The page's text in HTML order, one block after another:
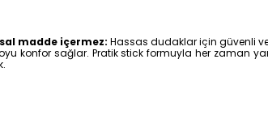
madde içermez: Hassas dudaklar için güvenli
konfor sağlar. Pratik stick formuyla her zaman